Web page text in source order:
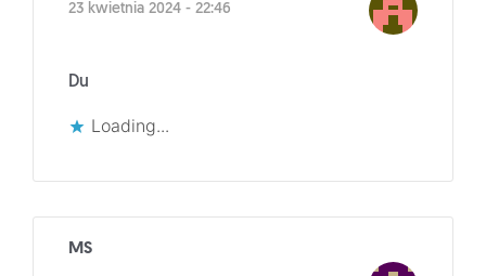
23 kwietnia 2024 - 22:46
Du
Loading...
MS